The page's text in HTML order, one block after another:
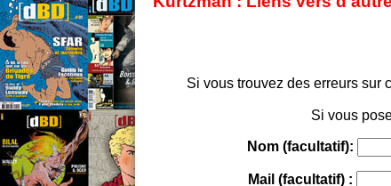
Si vous trouvez des erreurs sur
Si vous
Nom (facultatif):
Mail (facultatif) :